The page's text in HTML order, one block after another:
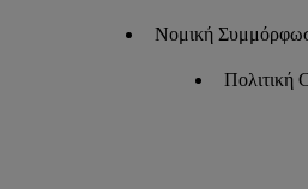
Νομική
Πολιτική